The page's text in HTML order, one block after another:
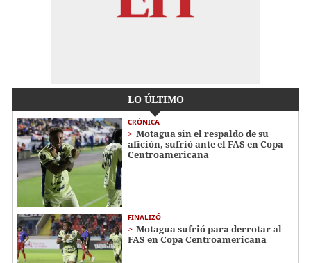
LO ÚLTIMO
CRÓNICA
Motagua sin el respaldo de su
afición, sufrió ante el FAS en Copa
Centroamericana
FINALIZÓ
Motagua sufrió para derrotar al
FAS en Copa Centroamericana